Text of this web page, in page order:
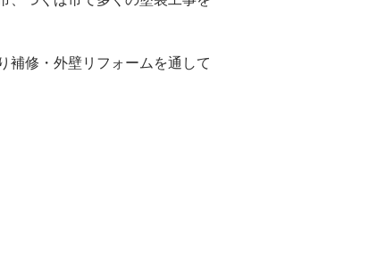
補修・ 外壁リフォームを通して